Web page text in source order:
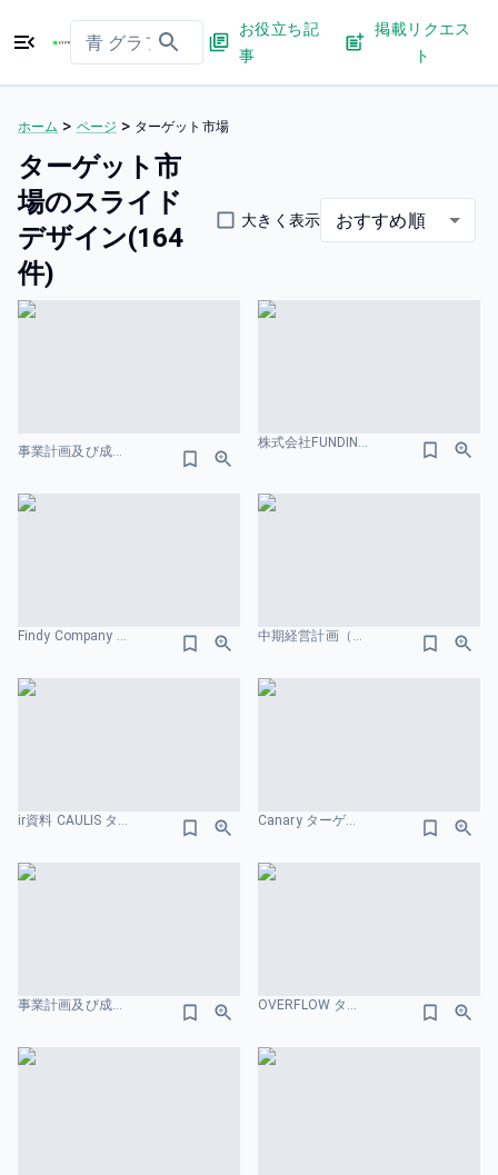
お役立ち記
事
掲載リクエス
ト
ホーム > ページ > ターゲット市場
ターゲット市
場のスライド
デザイン(164
件)
大きく表示 おすすめ順
事業計画及び成長可能性に関する事項 ナイル株式会社 2026. 3. 31 .pdf 顧客ターゲットの再定義のスライドデザイン
株式会社FUNDINNO 事業計画及び成長可能性に関する事項 サービスの特徴のスライドデザイン
Findy Company Profile 市場規模のスライドデザイン 中期経営計画（VISION 2030） 株式会社INFORICH プロダクトビジョンのスライドデザイン
ir資料 CAULIS ターゲット市場のスライドデザイン Canary ターゲット市場2のスライドデザイン
事業計画及び成長可能性に関する事項 株式会社スマレジ ターゲット市場のスライドデザイン OVERFLOW ターゲット市場のスライドデザイン